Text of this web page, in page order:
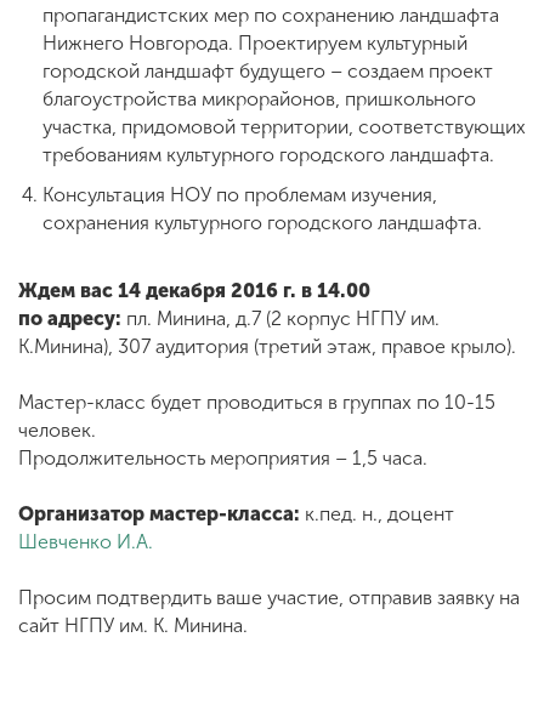
пропагандистских мер по сохранению ландшафта
Нижнего Новгорода. Проектируем культурный
городской ландшафт будущего – создаем проект
благоустройства микрорайонов, пришкольного
участка, придомовой территории, соответствующих
требованиям культурного городского ландшафта.
Консультация НОУ по проблемам изучения,
сохранения культурного городского ландшафта.
Ждем вас 14 декабря 2016 г. в 14.00
по адресу: пл. Минина, д.7 (2 корпус НГПУ им.
К.Минина), 307 аудитория (третий этаж, правое крыло).
Мастер-класс будет проводиться в группах по 10-15
человек.
Продолжительность мероприятия – 1,5 часа.
Организатор мастер-класса: к.пед. н., доцент
Шевченко И.А.
Просим подтвердить ваше участие, отправив заявку на
сайт НГПУ им. К. Минина.